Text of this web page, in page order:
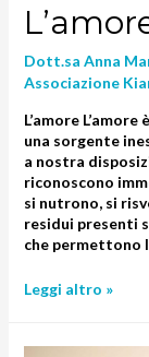
Dott.sa Anna
Associazione
L’amore
una sorgente
a nostra
riconoscono
si nutrono, si
residui presenti
che permettono
Leggi altro »